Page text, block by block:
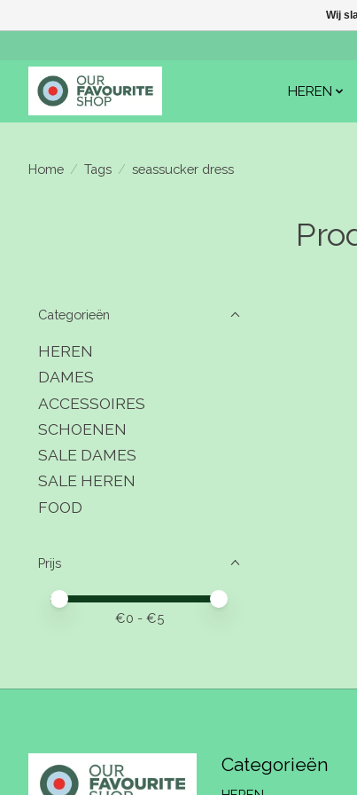
HEREN
Home / Tags / seassucker dress
Categorieën
HEREN
DAMES
ACCESSOIRES
SCHOENEN
SALE DAMES
SALE HEREN
FOOD
Prijs
Minimale prijswaarde
Price maximum value
€0 - €5
Categorieën
Wij